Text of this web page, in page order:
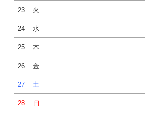
23 火
24 水
25 木
26 金
27 土
28 日